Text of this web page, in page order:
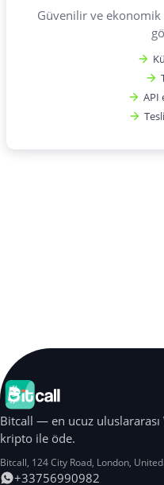
Güvenilir ve ekonomik
API
Bitcall — en ucuz uluslararası
kripto ile öde.
Bitcall, 124 City Road, London,
+33756990982